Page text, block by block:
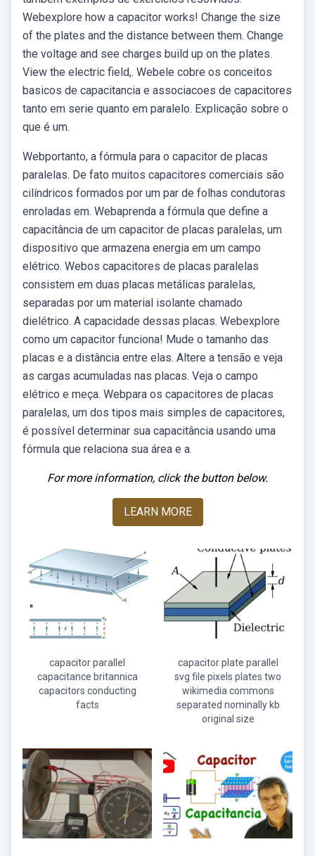
Webexplore how a capacitor works! Change the size
of the plates and the distance between them. Change
the voltage and see charges build up on the plates.
View the electric field,. Webele cobre os conceitos
basicos de capacitancia e associacoes de capacitores
tanto em serie quanto em paralelo. Explicação sobre o
que é um.
Webportanto, a fórmula para o capacitor de placas
paralelas. De fato muitos capacitores comerciais são
cilíndricos formados por um par de folhas condutoras
enroladas em. Webaprenda a fórmula que define a
capacitância de um capacitor de placas paralelas, um
dispositivo que armazena energia em um campo
elétrico. Webos capacitores de placas paralelas
consistem em duas placas metálicas paralelas,
separadas por um material isolante chamado
dielétrico. A capacidade dessas placas. Webexplore
como um capacitor funciona! Mude o tamanho das
placas e a distância entre elas. Altere a tensão e veja
as cargas acumuladas nas placas. Veja o campo
elétrico e meça. Webpara os capacitores de placas
paralelas, um dos tipos mais simples de capacitores,
é possível determinar sua capacitância usando uma
fórmula que relaciona sua área e a.
For more information, click the button below.
LEARN MORE
capacitor parallel
capacitance britannica
capacitors conducting
facts
capacitor plate parallel
svg file pixels plates two
wikimedia commons
separated nominally kb
original size